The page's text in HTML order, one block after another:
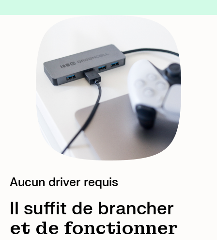
Aucun driver requis
Il suffit de brancher
et de fonctionner